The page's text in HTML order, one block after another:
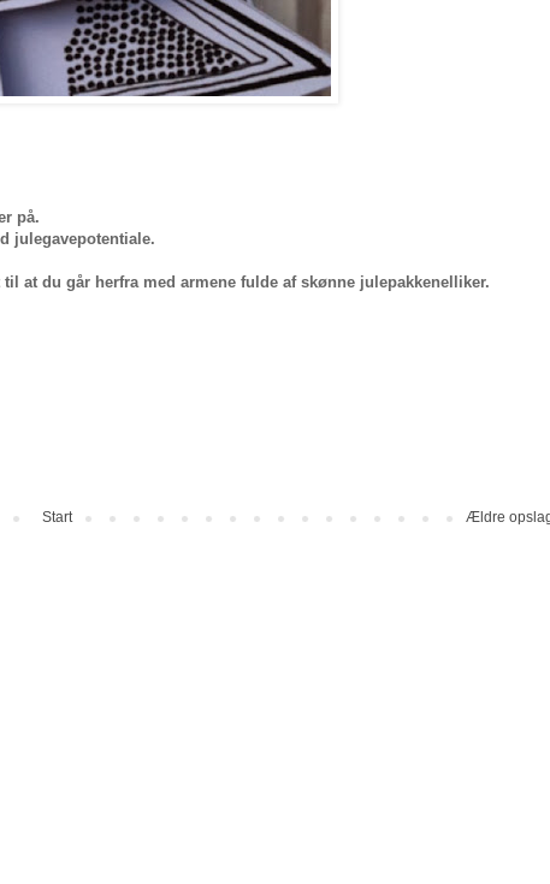
på.
julegavepotentiale.
at du går herfra med armene fulde af skønne julepakkenelliker.
Ældre
Start